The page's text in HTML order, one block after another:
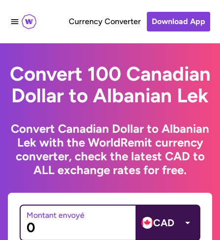
Currency Converter Download App
Convert 100 Canadian
Dollar to Albanian Lek
Convert Canadian Dollar to Albanian
Lek with the WorldRemit currency
converter, check the latest CAD to
ALL exchange rates for free.
Montant envoyé
CAD